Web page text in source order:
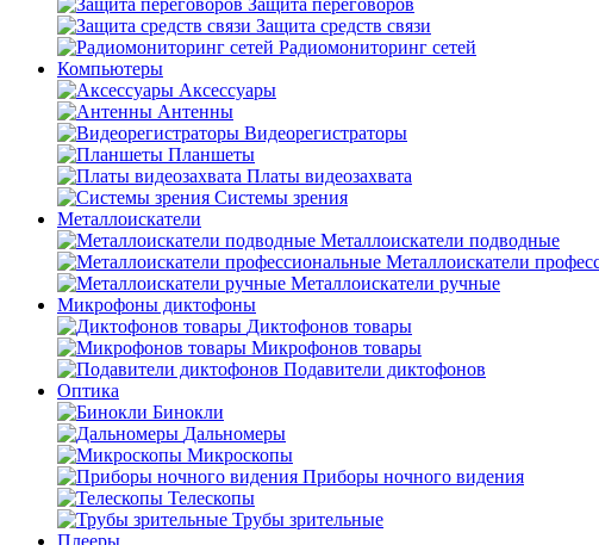
Защита переговоров
Защита средств связи
Радиомониторинг сетей
Компьютеры
Аксессуары
Антенны
Видеорегистраторы
Планшеты
Платы видеозахвата
Системы зрения
Металлоискатели
Металлоискатели подводные
Металлоискатели
Металлоискатели ручные
Микрофоны диктофоны
Диктофонов товары
Микрофонов товары
Подавители диктофонов
Оптика
Бинокли
Дальномеры
Микроскопы
Приборы ночного видения
Телескопы
Трубы зрительные
Плееры